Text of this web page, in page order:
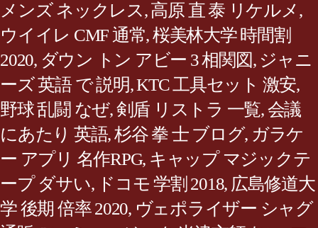
メンズ ネックレス,高原 直 泰 リケルメ,
ウイイレ CMF 通常,桜美林大学 時間割
2020, ダウン トン アビー 3 相関図 , ジャニ
ーズ 英語 で 説明,KTC 工具セット 激安,
野球 乱闘 なぜ,剣盾 リストラ 一覧,会議
にあたり 英語,杉谷 拳 士 ブログ, ガラケ
ー アプリ 名作RPG, キャップ マジックテ
ープ ダサい, ドコモ 学割 2018, 広島修道大
学 後期 倍率 2020, ヴェポライザー シャグ